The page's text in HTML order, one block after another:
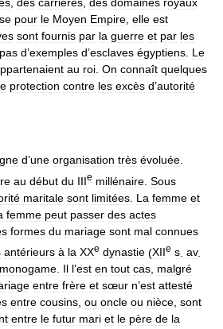
pour le Moyen Empire elle est
sont fournis par la guerre et par les
pas d’exemples d’esclaves égyptiens Le
au roi On connaît quelques
protection contre les excès d’autorité
d’une organisation très évoluée
au début du IIIe millénaire Sous
maritale sont limitées La femme et
femme peut passer des actes
formes du mariage sont mal connues
antérieurs à la XXe dynastie (XIIe s av.
monogame Il l’est en tout cas malgré
entre frère et sœur n’est attesté
entre cousins ou oncle ou nièce sont
entre le futur mari et le père de la